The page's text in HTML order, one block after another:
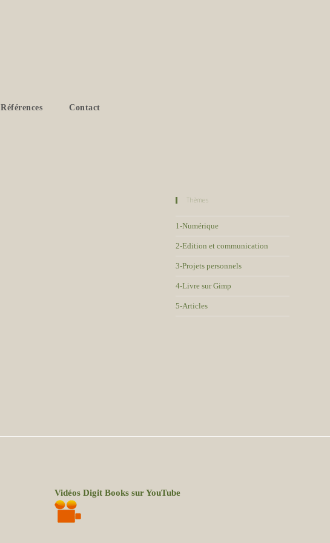
Références Contact
Thèmes
1-Numérique
2-Edition et communication
3-Projets personnels
4-Livre sur Gimp
5-Articles
Vidéos Digit Books sur YouTube